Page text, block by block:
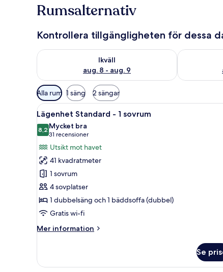
Rumsalternativ
Kontrollera tillgängligheten för dessa
Ikväll
aug. 8 - aug. 9
Kontrollera tillgängligheten för ikväll aug. 8 - aug. 9
Kontrollera
Tillgängliga
filter
för
rum
Alla rum 1 säng 2 sängar
Öppna
alla
foton
för
Lägenhet
Standard
-
1
sovrum
Ett hotellrum med en säng,
7
Lägenhet Standard - 1 sovrum
8,28,2 av 10
Mycket bra
31 recensioner
(31 recensioner)
Utsikt mot havet
41 kvadratmeter
1 sovrum
4 sovplatser
1 dubbelsäng och 1 bäddsoffa (dubbel)
Gratis wi-fi
Mer information
Mer
Standard
Se